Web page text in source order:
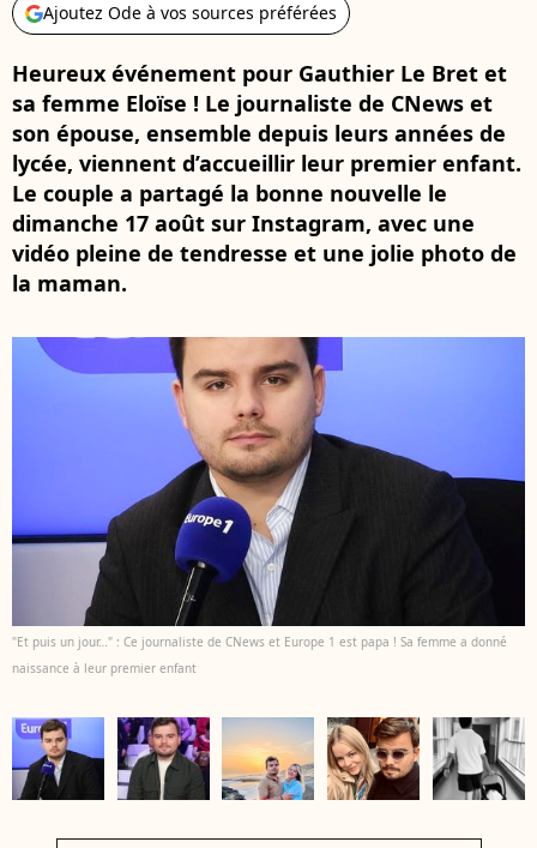
Ajoutez Ode à vos sources préférées
Heureux événement pour Gauthier Le Bret et
sa femme Eloïse ! Le journaliste de CNews et
son épouse, ensemble depuis leurs années de
lycée, viennent d’accueillir leur premier enfant.
Le couple a partagé la bonne nouvelle le
dimanche 17 août sur Instagram, avec une
vidéo pleine de tendresse et une jolie photo de
la maman.
"Et puis un jour…" : Ce journaliste de CNews et Europe 1 est papa ! Sa femme a donné
naissance à leur premier enfant